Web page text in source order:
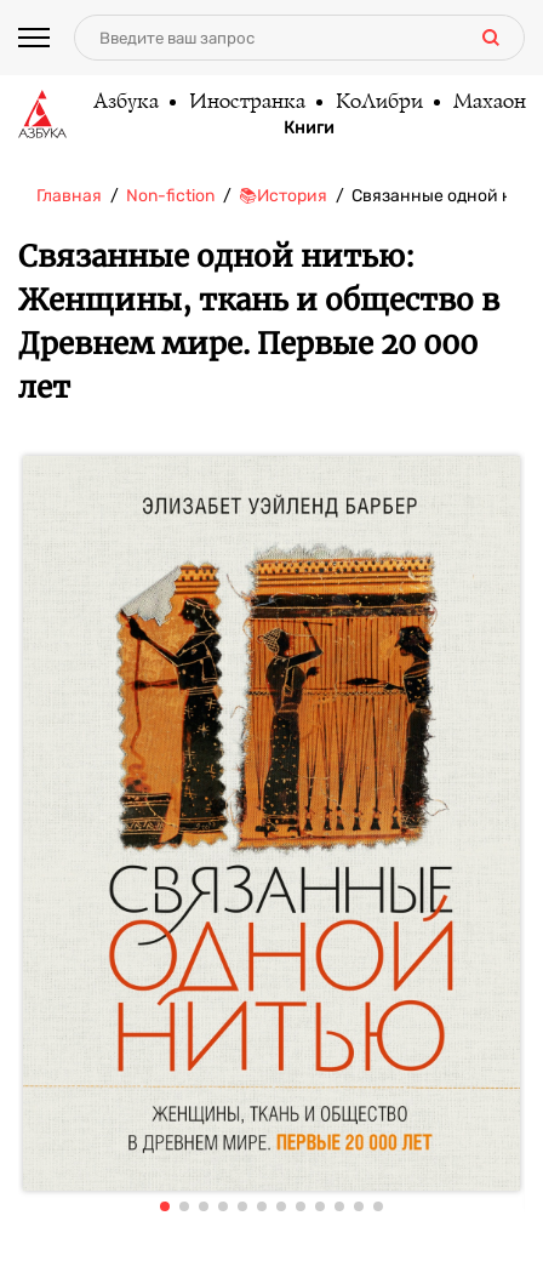
Азбука Иностранка КоЛибри Махаон
Книги
Главная Non-fiction 📚История Связанные одной
Связанные одной нитью:
Женщины, ткань и общество в
Древнем мире. Первые 20 000
лет